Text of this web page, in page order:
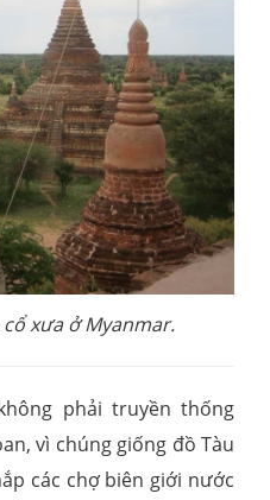
xưa ở Myanmar.
phải truyền thống
vì chúng giống đồ Tàu
các chợ biên giới nước